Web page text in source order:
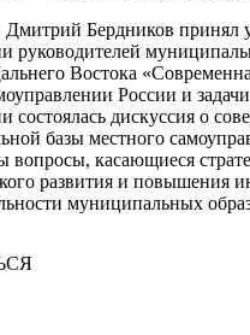
Дмитрий Бердников принял
руководителей
Востока
России и
состоялась дискуссия о
базы местного
вопросы, касающиеся
развития и повышения
муниципальных